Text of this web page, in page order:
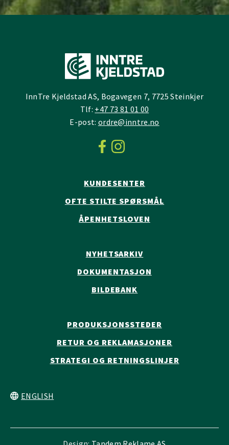
InnTre Kjeldstad AS, Bogavegen 7, 7725 Steinkjer
Tlf: +47 73 81 01 00
E-post: ordre@inntre.no
KUNDESENTER
OFTE STILTE SPØRSMÅL
ÅPENHETSLOVEN
NYHETSARKIV
DOKUMENTASJON
BILDEBANK
PRODUKSJONSSTEDER
RETUR OG REKLAMASJONER
STRATEGI OG RETNINGSLINJER
ENGLISH